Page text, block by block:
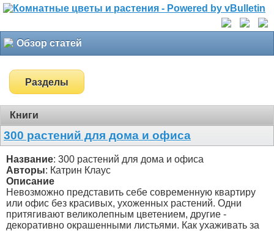
Обзор статей
Разделы
Книги
300 растений для дома и офиса
Название: 300 растений для дома и офиса
Авторы: Катрин Клаус
Описание
Невозможно представить себе современную квартиру
или офис без красивых, ухоженных растений. Одни
притягивают великолепным цветением, другие -
декоративно окрашенными листьями. Как ухаживать за